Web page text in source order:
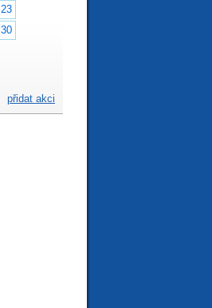
23
30
přidat akci